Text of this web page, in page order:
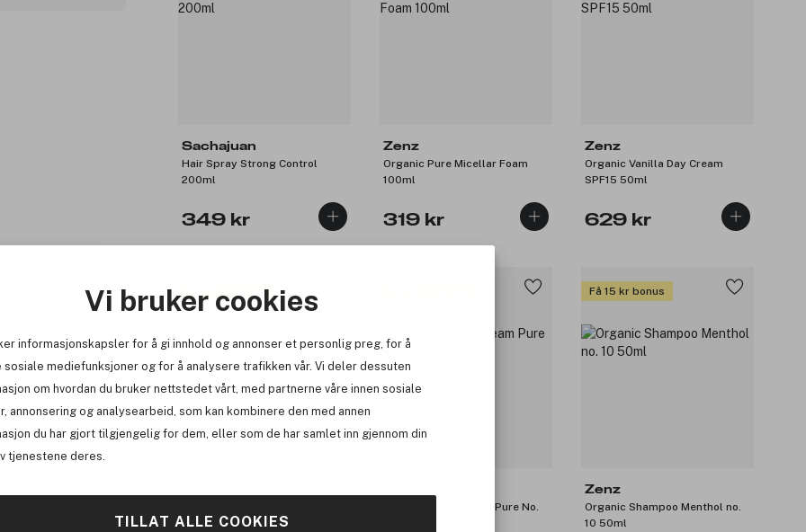
Vi bruker cookies
informasjonskapsler for å gi innhold og annonser et personlig preg, for å
sosiale mediefunksjoner og for å analysere trafikken vår. Vi deler dessuten
om hvordan du bruker nettstedet vårt, med partnerne våre innen sosiale
annonsering og analysearbeid, som kan kombinere den med annen
du har gjort tilgjengelig for dem, eller som de har samlet inn gjennom din
tjenestene deres.
TILLAT ALLE COOKIES
Sachajuan
Hair Spray Strong Control
200ml
349 kr
Zenz
Organic Pure Micellar Foam
100ml
319 kr
Zenz
Organic Vanilla Day Cream
SPF15 50ml
629 kr
Organic Hand Cream Pure No.
Få 15 kr bonus
Zenz
Organic Shampoo Menthol no.
10 50ml